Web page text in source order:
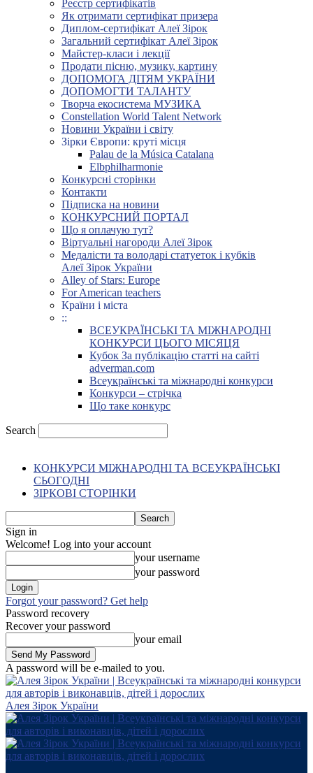
Реєстр сертифікатів
Як отримати сертифікат призера
Диплом-сертифікат Алеї Зірок
Загальний сертифікат Алеї Зірок
Майстер-класи і лекції
Продати пісню, музику, картину
ДОПОМОГА ДІТЯМ УКРАЇНИ
ДОПОМОГТИ ТАЛАНТУ
Творча екосистема МУЗИКА
Constellation World Talent Network
Новини України і світу
Зірки Європи: круті місця
Palau de la Música Catalana
Elbphilharmonie
Конкурсні сторінки
Контакти
Підписка на новини
КОНКУРСНИЙ ПОРТАЛ
Що я оплачую тут?
Віртуальні нагороди Алеї Зірок
Медалісти та володарі статуеток і кубків
Алеї Зірок України
Alley of Stars: Europe
For American teachers
Країни і міста
::
ВСЕУКРАЇНСЬКІ ТА МІЖНАРОДНІ
КОНКУРСИ ЦЬОГО МІСЯЦЯ
Кубок За публікацію статті на сайті
adverman.com
Всеукраїнські та міжнародні конкурси
Конкурси – стрічка
Що таке конкурс
Search
КОНКУРСИ МІЖНАРОДНІ ТА ВСЕУКРАЇНСЬКІ
СЬОГОДНІ
ЗІРКОВІ СТОРІНКИ
Sign in
Welcome! Log into your account
your username
your password
Forgot your password? Get help
Password recovery
Recover your password
your email
A password will be e-mailed to you.
Алея Зірок України